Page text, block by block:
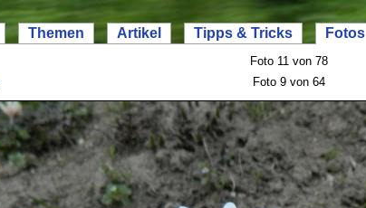
Themen Artikel Tipps & Tricks Fotos
Foto 11 von 78
Foto 9 von 64